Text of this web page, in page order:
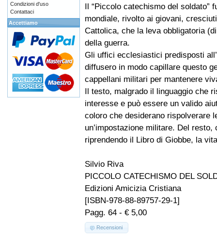
Il “Piccolo catechismo del soldato”
mondiale, rivolto ai giovani,
Cattolica, che la leva obbligatoria
della guerra.
Gli uffici ecclesiastici predisposti
diffusero in modo capillare questo
cappellani militari per mantenere
Il testo, malgrado il linguaggio che
interesse e può essere un valido
coloro che desiderano rispolverare
un’impostazione militare. Del
riprendendo il Libro di Giobbe, la
Silvio Riva
PICCOLO CATECHISMO DEL
Edizioni Amicizia Cristiana
[ISBN-978-88-89757-29-1]
Pagg. 64 - € 5,00
Recensioni
Condizioni d'uso
Contattaci
Accettiamo